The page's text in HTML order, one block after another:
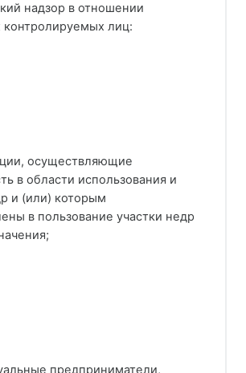
надзор в отношении
лиц:
осуществляющие
в области использования и
и (или) которым
в пользование участки недр
предприниматели,